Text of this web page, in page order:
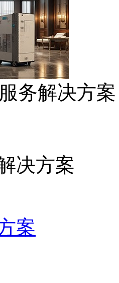
务解决方案
决方案
案